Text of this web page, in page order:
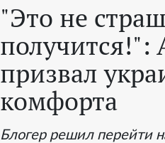
"Это не
получится!":
призвал
комфорта
Блогер решил перейти